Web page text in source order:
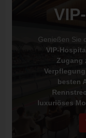
Genießen Sie
VIP-
Zugang
besten
luxuriöses